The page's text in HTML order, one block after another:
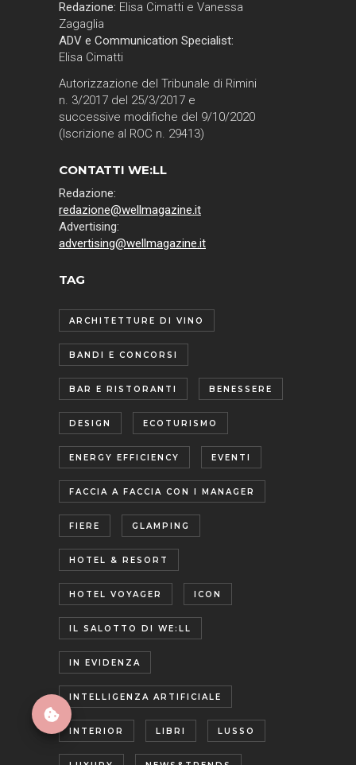
Redazione: Elisa Cimatti e Vanessa
Zagaglia
ADV e Communication Specialist:
Elisa Cimatti
Autorizzazione del Tribunale di Rimini
n. 3/2017 del 25/3/2017 e
successive modifiche del 9/10/2020
(Iscrizione al ROC n. 29413)
CONTATTI WE:LL
Redazione:
redazione@wellmagazine.it
Advertising:
advertising@wellmagazine.it
TAG
ARCHITETTURE DI VINO
BANDI E CONCORSI
BAR E RISTORANTI BENESSERE
DESIGN ECOTURISMO
ENERGY EFFICIENCY EVENTI
FACCIA A FACCIA CON I MANAGER
FIERE GLAMPING
HOTEL & RESORT
HOTEL VOYAGER ICON
IL SALOTTO DI WE:LL
IN EVIDENZA
INTELLIGENZA ARTIFICIALE
INTERIOR LIBRI LUSSO